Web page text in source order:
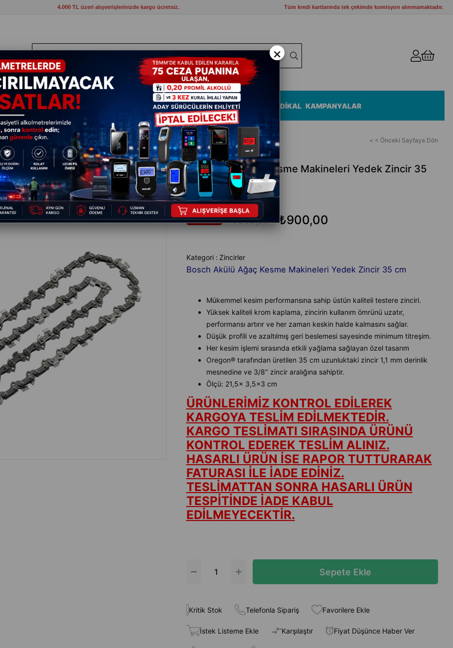
4.000 TL üzeri alışverişlerinizde kargo ücretsiz. Tüm kredi kartlarında tek çekimde komisyon alınmamaktadır.
HIRDAVAT ELEKTRİKLİ ALETLER BAHÇE VE KAMP MALZEMELERİ MEDİKAL KAMPANYALAR
Yedek Zincir 35 cm 17-18-19 S < < Önceki Sayfaya Dön
Bosch Ake Ağaç Kesme Makineleri Yedek Zincir 35
cm 17-18-19 S
9 ₺989,00 ₺900,00
Kategori : Zincirler
Bosch Akülü Ağaç Kesme Makineleri Yedek Zincir 35 cm
Mükemmel kesim performansına sahip üstün kaliteli testere zinciri.
Yüksek kaliteli krom kaplama, zincirin kullanım ömrünü uzatır,
performansı artırır ve her zaman keskin halde kalmasını sağlar.
Düşük profili ve azaltılmış geri beslemesi sayesinde minimum titreşim.
Her kesim işlemi sırasında etkili yağlama sağlayan özel tasarım
Oregon® tarafından üretilen 35 cm uzunluktaki zincir 1,1 mm derinlik
mesnedine ve 3/8" zincir aralığına sahiptir.
Ölçü: 21,5x 3,5x3 cm
ÜRÜNLERİMİZ KONTROL EDİLEREK
KARGOYA TESLİM EDİLMEKTEDİR.
KARGO TESLİMATI SIRASINDA ÜRÜNÜ
KONTROL EDEREK TESLİM ALINIZ.
HASARLI ÜRÜN İSE RAPOR TUTTURARAK
FATURASI İLE İADE EDİNİZ.
TESLİMATTAN SONRA HASARLI ÜRÜN
TESPİTİNDE İADE KABUL
EDİLMEYECEKTİR.
Kritik Stok Telefonla Sipariş Favorilere Ekle
İstek Listeme Ekle Karşılaştır Fiyat Düşünce Haber Ver
×